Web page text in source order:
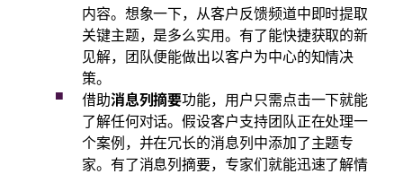
内容。想象一下，从客户反馈频道中即时提取
关键主题，是多么实用。有了能快捷获取的新
见解，团队便能做出以客户为中心的知情决
策。
借助消息列摘要功能，用户只需点击一下就能
了解任何对话。假设客户支持团队正在处理一
个案例，并在冗长的消息列中添加了主题专
家。有了消息列摘要，专家们就能迅速了解情